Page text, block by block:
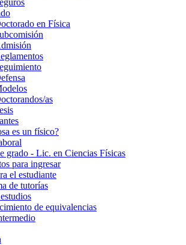
en Física
as
es un físico?
grado - Lic. en Ciencias Físicas
para ingresar
el estudiante
de tutorías
de equivalencias